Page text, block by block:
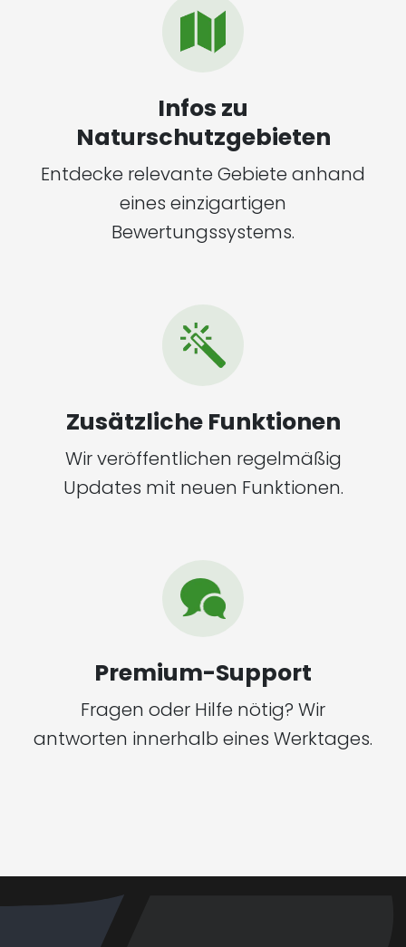
Infos zu
Naturschutzgebieten
Entdecke relevante Gebiete anhand
eines einzigartigen
Bewertungssystems.
Zusätzliche Funktionen
Wir veröffentlichen regelmäßig
Updates mit neuen Funktionen.
Premium-Support
Fragen oder Hilfe nötig? Wir
antworten innerhalb eines Werktages.